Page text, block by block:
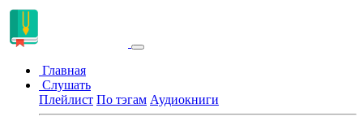
Главная
Слушать
Плейлист По тэгам Аудиокниги